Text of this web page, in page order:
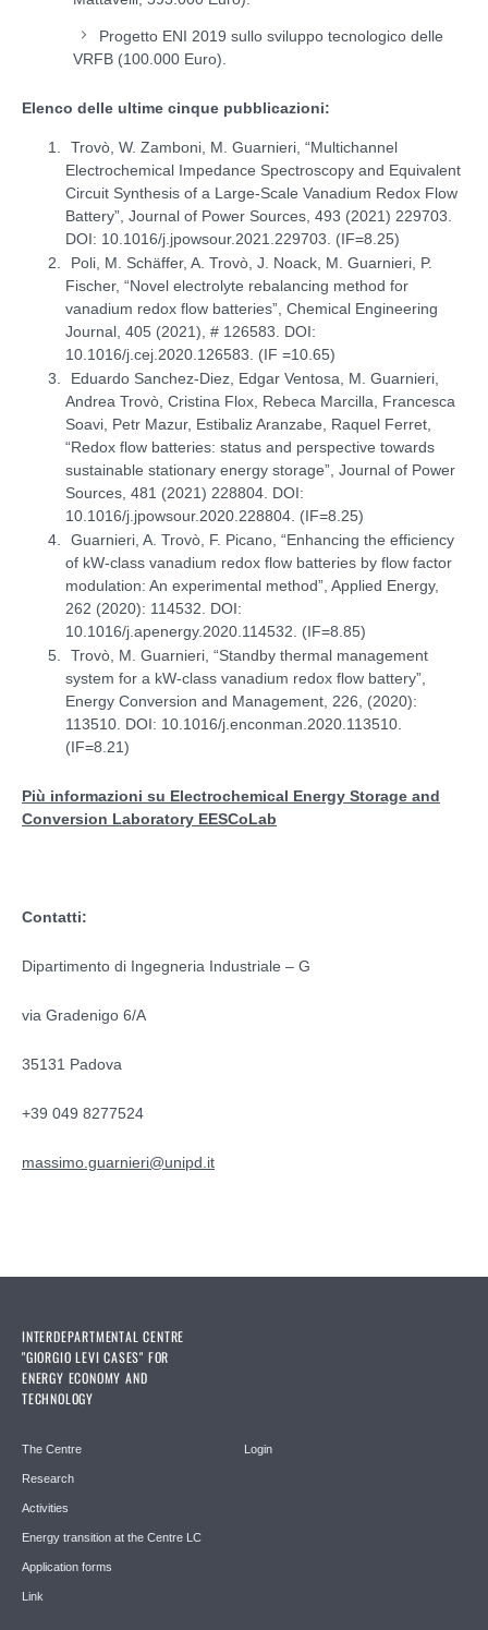
Progetto ENI 2019 sullo sviluppo tecnologico delle
VRFB (100.000 Euro).
Elenco delle ultime cinque pubblicazioni:
Trovò, W. Zamboni, M. Guarnieri, “Multichannel
Electrochemical Impedance Spectroscopy and Equivalent
Circuit Synthesis of a Large-Scale Vanadium Redox Flow
Battery”, Journal of Power Sources, 493 (2021) 229703.
DOI: 10.1016/j.jpowsour.2021.229703. (IF=8.25)
Poli, M. Schäffer, A. Trovò, J. Noack, M. Guarnieri, P.
Fischer, “Novel electrolyte rebalancing method for
vanadium redox flow batteries”, Chemical Engineering
Journal, 405 (2021), # 126583. DOI:
10.1016/j.cej.2020.126583. (IF =10.65)
Eduardo Sanchez-Diez, Edgar Ventosa, M. Guarnieri,
Andrea Trovò, Cristina Flox, Rebeca Marcilla, Francesca
Soavi, Petr Mazur, Estibaliz Aranzabe, Raquel Ferret,
“Redox flow batteries: status and perspective towards
sustainable stationary energy storage”, Journal of Power
Sources, 481 (2021) 228804. DOI:
10.1016/j.jpowsour.2020.228804. (IF=8.25)
Guarnieri, A. Trovò, F. Picano, “Enhancing the efficiency
of kW-class vanadium redox flow batteries by flow factor
modulation: An experimental method”, Applied Energy,
262 (2020): 114532. DOI:
10.1016/j.apenergy.2020.114532. (IF=8.85)
Trovò, M. Guarnieri, “Standby thermal management
system for a kW-class vanadium redox flow battery”,
Energy Conversion and Management, 226, (2020):
113510. DOI: 10.1016/j.enconman.2020.113510.
(IF=8.21)
Più informazioni su Electrochemical Energy Storage and
Conversion Laboratory EESCoLab
Contatti:
Dipartimento di Ingegneria Industriale – G
via Gradenigo 6/A
35131 Padova
+39 049 8277524
massimo.guarnieri@unipd.it
INTERDEPARTMENTAL CENTRE
"GIORGIO LEVI CASES" FOR
ENERGY ECONOMY AND
TECHNOLOGY
The Centre
Research
Activities
Energy transition at the Centre LC
Application forms
Link
Login